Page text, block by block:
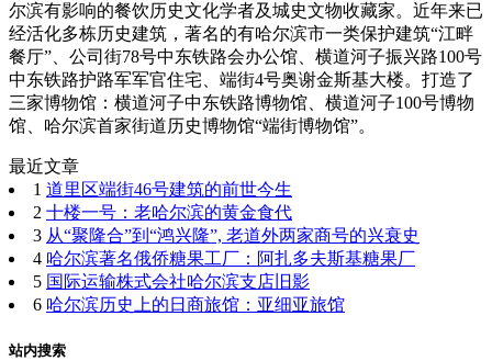
尔滨有影响的餐饮历史文化学者及城史文物收藏家。近年来已
经活化多栋历史建筑，著名的有哈尔滨市一类保护建筑“江畔
餐厅”、公司街78号中东铁路会办公馆、横道河子振兴路100号
中东铁路护路军军官住宅、端街4号奥谢金斯基大楼。打造了
三家博物馆：横道河子中东铁路博物馆、横道河子100号博物
馆、哈尔滨首家街道历史博物馆“端街博物馆”。
最近文章
1 道里区端街46号建筑的前世今生
2 十楼一号：老哈尔滨的黄金食代
3 从“聚隆合”到“鸿兴隆”, 老道外两家商号的兴衰史
4 哈尔滨著名俄侨糖果工厂：阿扎多夫斯基糖果厂
5 国际运输株式会社哈尔滨支店旧影
6 哈尔滨历史上的日商旅馆：亚细亚旅馆
站内搜索